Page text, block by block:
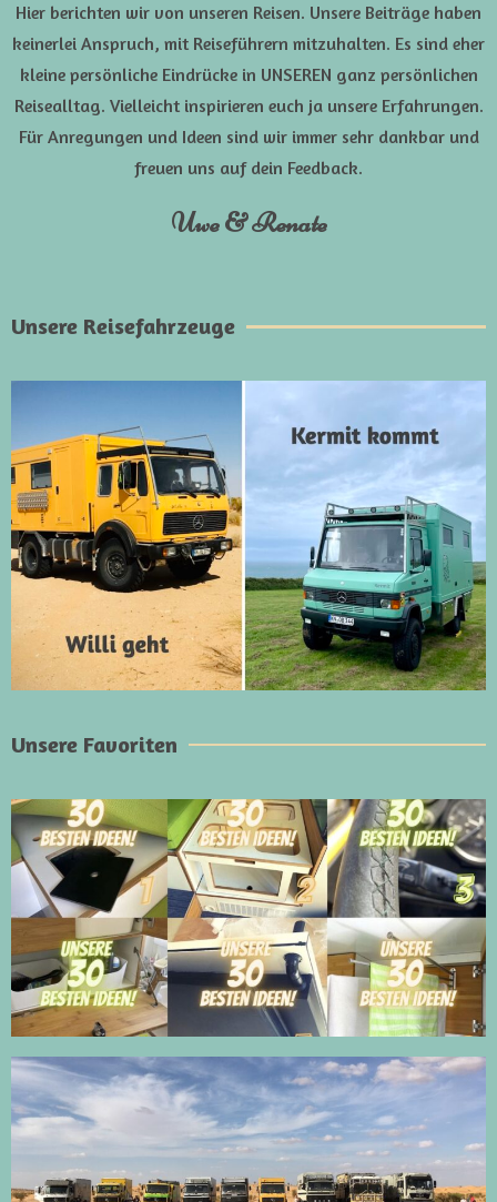
Hier berichten wir von unseren Reisen. Unsere Beiträge haben
keinerlei Anspruch, mit Reiseführern mitzuhalten. Es sind eher
kleine persönliche Eindrücke in UNSEREN ganz persönlichen
Reisealltag. Vielleicht inspirieren euch ja unsere Erfahrungen.
Für Anregungen und Ideen sind wir immer sehr dankbar und
freuen uns auf dein Feedback.
Uwe & Renate
Unsere Reisefahrzeuge
Unsere Favoriten